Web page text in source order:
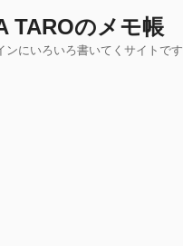
TAROのメモ帳
ンにいろいろ書いてくサイトです